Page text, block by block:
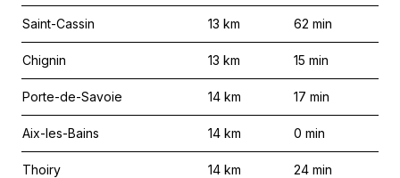
Saint-Cassin 13 km 62 min
Chignin 13 km 15 min
Porte-de-Savoie 14 km 17 min
Aix-les-Bains 14 km 0 min
Thoiry 14 km 24 min